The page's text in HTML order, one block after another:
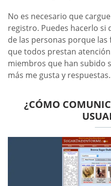
No es necesario que
registro. Puedes hacerlo si
de las personas porque
que todos prestan
miembros que han subido
más me gusta y respuestas.
¿CÓMO